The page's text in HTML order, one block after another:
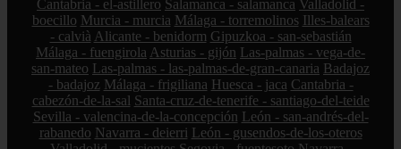
Cantabria - el-astillero Salamanca - salamanca Valladolid -
boecillo Murcia - murcia Málaga - torremolinos Illes-balears
- calvià Alicante - benidorm Gipuzkoa - san-sebastián
Málaga - fuengirola Asturias - gijón Las-palmas - vega-de-
san-mateo Las-palmas - las-palmas-de-gran-canaria Badajoz
- badajoz Málaga - frigiliana Huesca - jaca Cantabria -
cabezón-de-la-sal Santa-cruz-de-tenerife - santiago-del-teide
Sevilla - valencina-de-la-concepción León - san-andrés-del-
rabanedo Navarra - deierri León - gusendos-de-los-oteros